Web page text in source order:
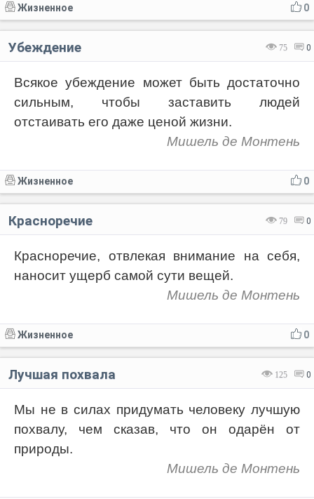
0
Жизненное
75 0
Убеждение
Всякое убеждение может быть достаточно
сильным, чтобы заставить людей
отстаивать его даже ценой жизни.
Мишель де Монтень
0
Жизненное
79 0
Красноречие
Красноречие, отвлекая внимание на себя,
наносит ущерб самой сути вещей.
Мишель де Монтень
0
Жизненное
125 0
Лучшая похвала
Мы не в силах придумать человеку лучшую
похвалу, чем сказав, что он одарён от
природы.
Мишель де Монтень